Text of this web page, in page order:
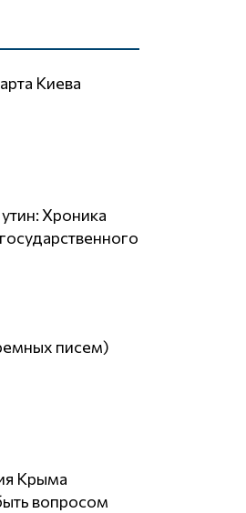
Киева
писем)
вопросом